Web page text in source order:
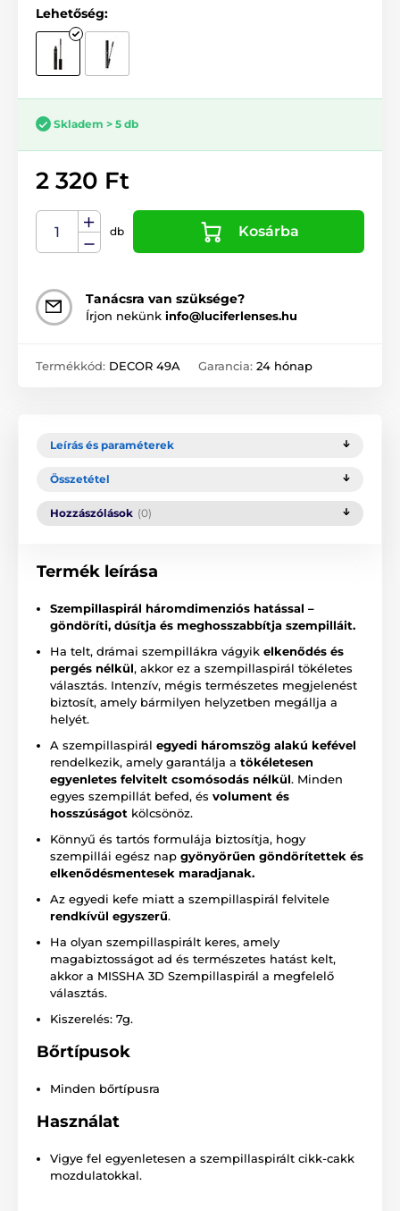
Lehetőség:
Skladem > 5 db
2 320 Ft
db Kosárba
Tanácsra van szüksége?
Írjon nekünk info@luciferlenses.hu
Termékkód: DECOR 49A Garancia: 24 hónap
Leírás és paraméterek
Összetétel
Hozzászólások (0)
Termék leírása
Szempillaspirál háromdimenziós hatással –
göndöríti, dúsítja és meghosszabbítja szempilláit.
Ha telt, drámai szempillákra vágyik elkenődés és
pergés nélkül, akkor ez a szempillaspirál tökéletes
választás. Intenzív, mégis természetes megjelenést
biztosít, amely bármilyen helyzetben megállja a
helyét.
A szempillaspirál egyedi háromszög alakú kefével
rendelkezik, amely garantálja a tökéletesen
egyenletes felvitelt csomósodás nélkül. Minden
egyes szempillát befed, és volument és
hosszúságot kölcsönöz.
Könnyű és tartós formulája biztosítja, hogy
szempillái egész nap gyönyörűen göndörítettek és
elkenődésmentesek maradjanak.
Az egyedi kefe miatt a szempillaspirál felvitele
rendkívül egyszerű.
Ha olyan szempillaspirált keres, amely
magabiztosságot ad és természetes hatást kelt,
akkor a MISSHA 3D Szempillaspirál a megfelelő
választás.
Kiszerelés: 7g.
Bőrtípusok
Minden bőrtípusra
Használat
Vigye fel egyenletesen a szempillaspirált cikk-cakk
mozdulatokkal.